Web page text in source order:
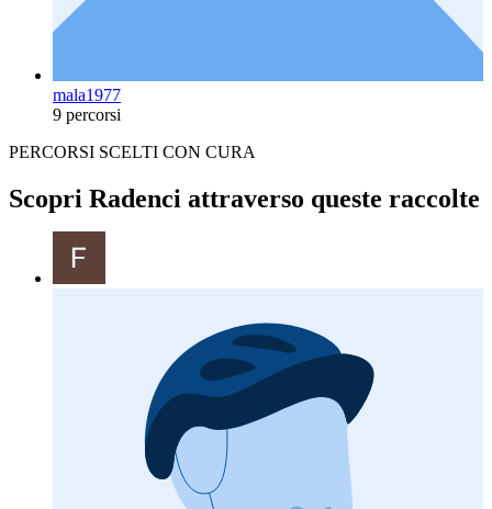
mala1977
9 percorsi
PERCORSI SCELTI CON CURA
Scopri Radenci attraverso queste raccolte